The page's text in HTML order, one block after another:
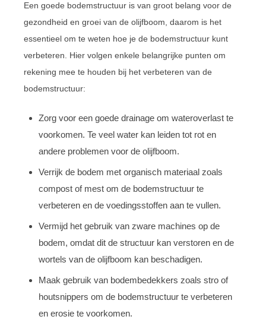
Een goede bodemstructuur is van groot belang voor de
gezondheid en groei van de olijfboom, daarom is het
essentieel om te weten hoe je de bodemstructuur kunt
verbeteren. Hier volgen enkele belangrijke punten om
rekening mee te houden bij het verbeteren van de
bodemstructuur:
Zorg voor een goede drainage om wateroverlast te
voorkomen. Te veel water kan leiden tot rot en
andere problemen voor de olijfboom.
Verrijk de bodem met organisch materiaal zoals
compost of mest om de bodemstructuur te
verbeteren en de voedingsstoffen aan te vullen.
Vermijd het gebruik van zware machines op de
bodem, omdat dit de structuur kan verstoren en de
wortels van de olijfboom kan beschadigen.
Maak gebruik van bodembedekkers zoals stro of
houtsnippers om de bodemstructuur te verbeteren
en erosie te voorkomen.